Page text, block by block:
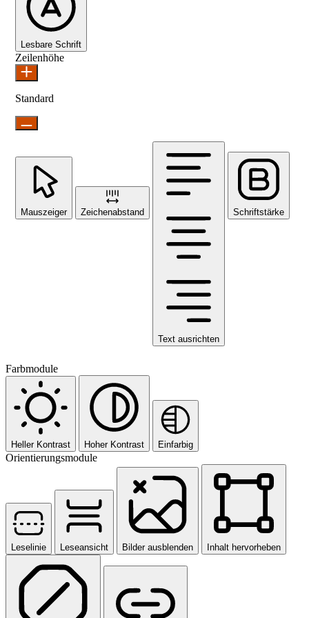
Lesbare Schrift
Zeilenhöhe
Standard
Mauszeiger Zeichenabstand
Text ausrichten
Schriftstärke
Farbmodule
Heller Kontrast Hoher Kontrast Einfarbig
Orientierungsmodule
Leselinie Leseansicht Bilder ausblenden Inhalt hervorheben